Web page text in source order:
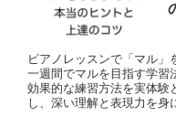
ピアノレッスンで「マル」
一週間でマルを目指す学習
効果的な練習方法を実体験
し、深い理解と表現力を身